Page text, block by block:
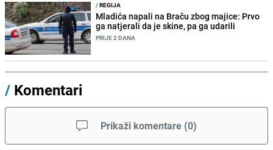
/REGIJA
Mladića napali na Braču zbog majice: Prvo
ga natjerali da je skine, pa ga udarili
PRIJE 2 DANA
/ Komentari
Prikaži komentare (0)